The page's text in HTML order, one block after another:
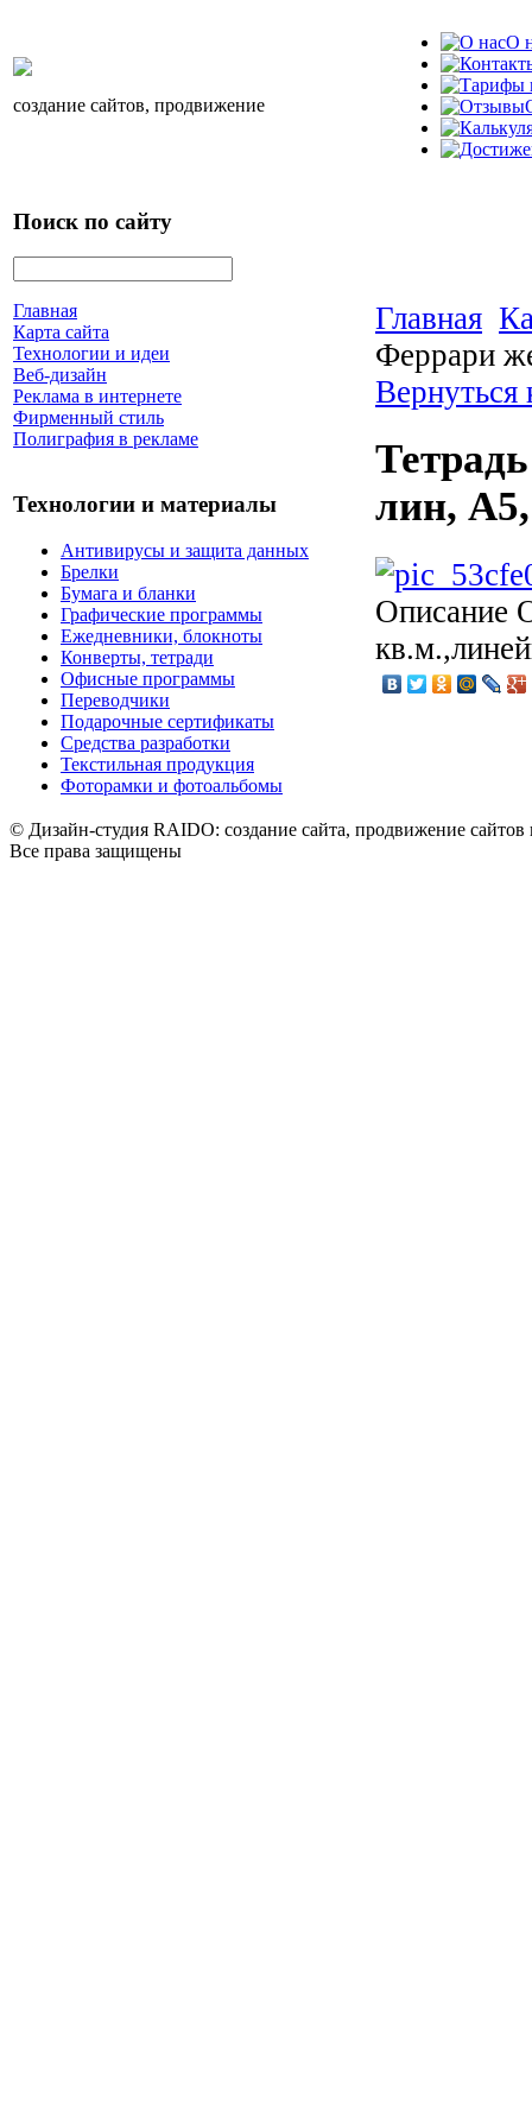
создание сайтов, продвижение
О
Поиск по сайту
Главная
Карта сайта
Технологии и идеи
Веб-дизайн
Реклама в интернете
Фирменный стиль
Полиграфия в рекламе
Технологии и материалы
Антивирусы и защита данных
Брелки
Бумага и бланки
Графические программы
Ежедневники, блокноты
Конверты, тетради
Офисные программы
Переводчики
Подарочные сертификаты
Средства разработки
Текстильная продукция
Фоторамки и фотоальбомы
Главная
Феррари
Вернуться
лин,
Описание
© Дизайн-студия RAIDO: создание сайта, продвижение сайтов
Все права защищены